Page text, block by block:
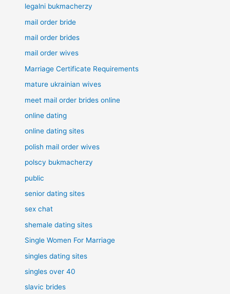
legalni bukmacherzy
mail order bride
mail order brides
mail order wives
Marriage Certificate Requirements
mature ukrainian wives
meet mail order brides online
online dating
online dating sites
polish mail order wives
polscy bukmacherzy
public
senior dating sites
sex chat
shemale dating sites
Single Women For Marriage
singles dating sites
singles over 40
slavic brides